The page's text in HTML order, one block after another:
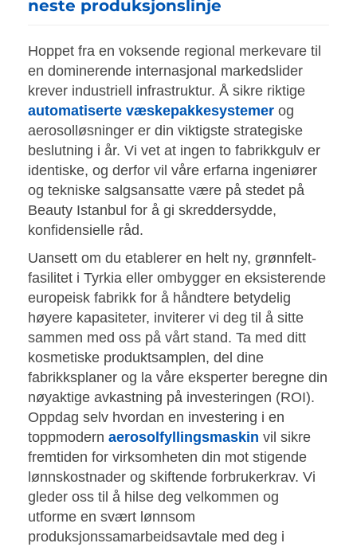
neste produksjonslinje
Hoppet fra en voksende regional merkevare til
en dominerende internasjonal markedslider
krever industriell infrastruktur. Å sikre riktige
automatiserte væskepakkesystemer og
aerosolløsninger er din viktigste strategiske
beslutning i år. Vi vet at ingen to fabrikkgulv er
identiske, og derfor vil våre erfarna ingeniører
og tekniske salgsansatte være på stedet på
Beauty Istanbul for å gi skreddersydde,
konfidensielle råd.
Uansett om du etablerer en helt ny, grønnfelt-
fasilitet i Tyrkia eller ombygger en eksisterende
europeisk fabrikk for å håndtere betydelig
høyere kapasiteter, inviterer vi deg til å sitte
sammen med oss på vårt stand. Ta med ditt
kosmetiske produktsamplen, del dine
fabrikksplaner og la våre eksperter beregne din
nøyaktige avkastning på investeringen (ROI).
Oppdag selv hvordan en investering i en
toppmodern aerosolfyllingsmaskin vil sikre
fremtiden for virksomheten din mot stigende
lønnskostnader og skiftende forbrukerkrav. Vi
gleder oss til å hilse deg velkommen og
utforme en svært lønnsom
produksjonssamarbeidsavtale med deg i